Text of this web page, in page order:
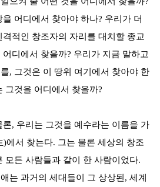
을 어디에서 찾아야 하나? 우리가 더
적인 창조자의 자리를 대치할 종교
어디에서 찾을까? 우리가 지금 말하고
, 그것은 이 땅위 여기에서 찾아야 한
그것을 어디에서 찾을까?
론, 우리는 그것을 예수라는 이름을 가
)에서 찾는다. 그는 물론 세상의 창조
모든 사람들과 같이 한 사람이었다.
는 과거의 세대들이 그 상상된 , 세계